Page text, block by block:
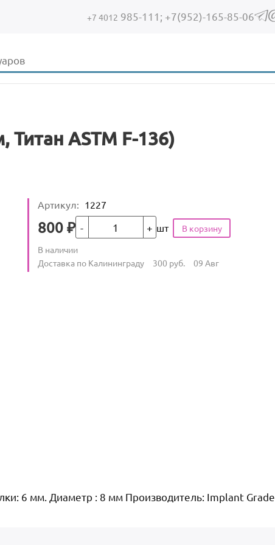
+7 4012 985-111; +7(952)-165-85-06
ASTM F-136)
Артикул: 1227
Цена
800 ₽Кол-во шт
Количество
В наличии
Условия доставки
Доставка по Калининграду 300 руб. 09 Авг
6 мм. Диаметр : 8 мм Производитель: Implant Grade